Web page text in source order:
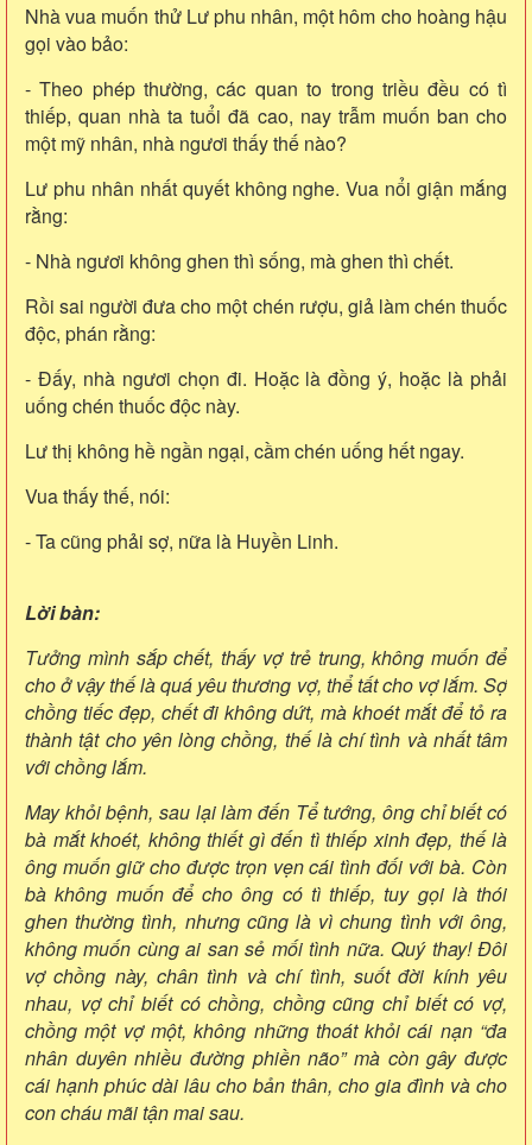
Nhà vua muốn thử Lư phu nhân, một hôm cho hoàng hậu
gọi vào bảo:
- Theo phép thường, các quan to trong triều đều có tì
thiếp, quan nhà ta tuổi đã cao, nay trẫm muốn ban cho
một mỹ nhân, nhà ngươi thấy thế nào?
Lư phu nhân nhất quyết không nghe. Vua nổi giận mắng
rằng:
- Nhà ngươi không ghen thì sống, mà ghen thì chết.
Rồi sai người đưa cho một chén rượu, giả làm chén thuốc
độc, phán rằng:
- Đấy, nhà ngươi chọn đi. Hoặc là đồng ý, hoặc là phải
uống chén thuốc độc này.
Lư thị không hề ngần ngại, cầm chén uống hết ngay.
Vua thấy thế, nói:
- Ta cũng phải sợ, nữa là Huyền Linh.
Lời bàn:
Tưởng mình sắp chết, thấy vợ trẻ trung, không muốn để
cho ở vậy thế là quá yêu thương vợ, thể tất cho vợ lắm. Sợ
chồng tiếc đẹp, chết đi không dứt, mà khoét mắt để tỏ ra
thành tật cho yên lòng chồng, thế là chí tình và nhất tâm
với chồng lắm.
May khỏi bệnh, sau lại làm đến Tể tướng, ông chỉ biết có
bà mắt khoét, không thiết gì đến tì thiếp xinh đẹp, thế là
ông muốn giữ cho được trọn vẹn cái tình đối với bà. Còn
bà không muốn để cho ông có tì thiếp, tuy gọi là thói
ghen thường tình, nhưng cũng là vì chung tình với ông,
không muốn cùng ai san sẻ mối tình nữa. Quý thay! Đôi
vợ chồng này, chân tình và chí tình, suốt đời kính yêu
nhau, vợ chỉ biết có chồng, chồng cũng chỉ biết có vợ,
chồng một vợ một, không những thoát khỏi cái nạn “đa
nhân duyên nhiều đường phiền não” mà còn gây được
cái hạnh phúc dài lâu cho bản thân, cho gia đình và cho
con cháu mãi tận mai sau.